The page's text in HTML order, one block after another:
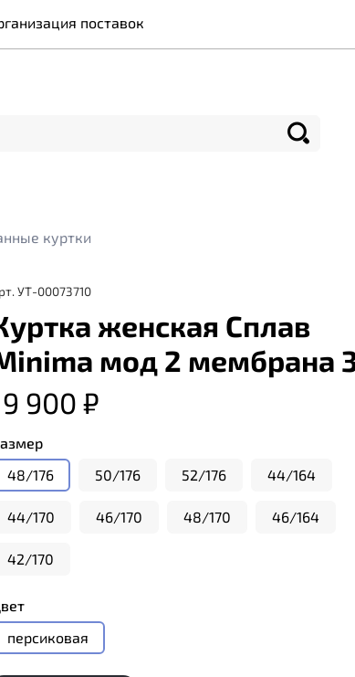
поставок
куртки
УТ-00073710
женская Сплав
мод 2 мембрана
900 ₽
48/176
50/176 52/176 44/164
44/170 46/170 48/170 46/164
42/170
персиковая